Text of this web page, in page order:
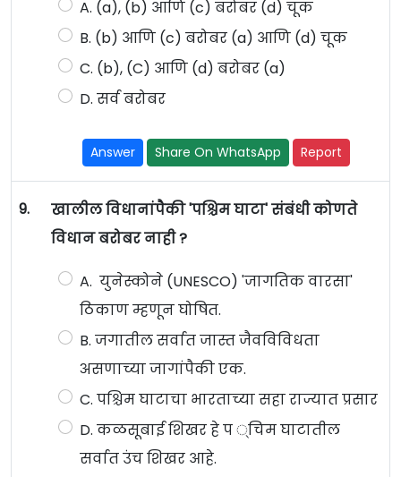
A. (a), (b) आणि (c) बरोबर (d) चूक
B. (b) आणि (c) बरोबर (a) आणि (d) चूक
C. (b), (C) आणि (d) बरोबर (a)
D. सर्व बरोबर
Answer Share On WhatsApp Report
9.
खालील विधानांपैकी 'पश्चिम घाटा' संबंधी कोणते
विधान बरोबर नाही ?
A. युनेस्कोने (UNESCO) 'जागतिक वारसा'
ठिकाण म्हणून घोषित.
B. जगातील सर्वात जास्त जैवविविधता
असणाच्या जागांपैकी एक.
C. पश्चिम घाटाचा भारताच्या सहा राज्यात प्रसार
D. कळसूबाई शिखर हे प ्चिम घाटातील
सर्वात उंच शिखर आहे.